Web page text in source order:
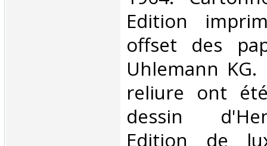
Edition
offset des
Uhlemann
reliure ont
dessin
Edition de